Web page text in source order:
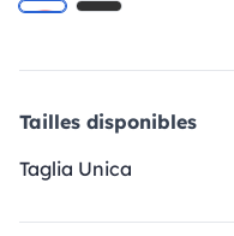
Tailles disponibles
Taglia Unica